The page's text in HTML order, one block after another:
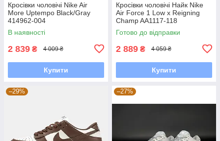
Кросівки чоловічі Nike Air
More Uptempo Black/Gray
414962-004
В наявності
2 839 ₴ 4 009 ₴
Купити
Кросівки чоловічі Найк Nike
Air Force 1 Low x Reigning
Champ AA1117-118
Готово до відправки
2 889 ₴ 4 059 ₴
Купити
–29% –27%